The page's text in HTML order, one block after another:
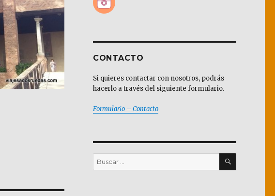
CONTACTO
Si quieres contactar con nosotros, podrás
hacerlo a través del siguiente formulario.
Formulario – Contacto
Buscar
por:
BUSCAR